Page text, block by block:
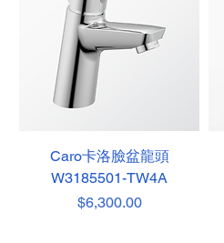
Caro卡洛臉盆龍頭
W3185501-TW4A
價格
$6,300.00